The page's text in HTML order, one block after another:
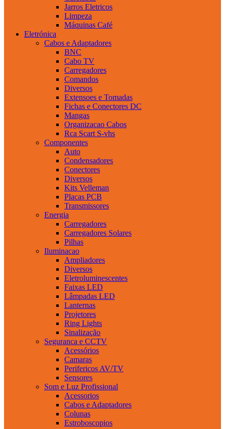
Jarros Eletricos
Limpeza
Máquinas Café
Eletrónica
Cabos e Adaptadores
BNC
Cabo TV
Carregadores
Comandos
Diversos
Extensoes e Tomadas
Fichas e Conectores DC
Mangas
Organizacao Cabos
Rca Scart S-vhs
Componentes
Auto
Condensadores
Conectores
Diversos
Kits Velleman
Placas PCB
Transmissores
Energia
Carregadores
Carregadores Solares
Pilhas
Iluminacao
Ampliadores
Diversos
Eletroluminescentes
Faixas LED
Lâmpadas LED
Lanternas
Projetores
Ring Lights
Sinalização
Seguranca e CCTV
Acessórios
Camaras
Perifericos AV/TV
Sensores
Som e Luz Profissional
Acessorios
Cabos e Adaptadores
Colunas
Estroboscopios